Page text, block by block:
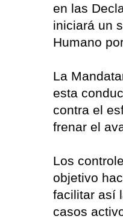
en las
iniciará un
Humano
La
esta
contra el
frenar el
Los
objetivo
facilitar así
casos